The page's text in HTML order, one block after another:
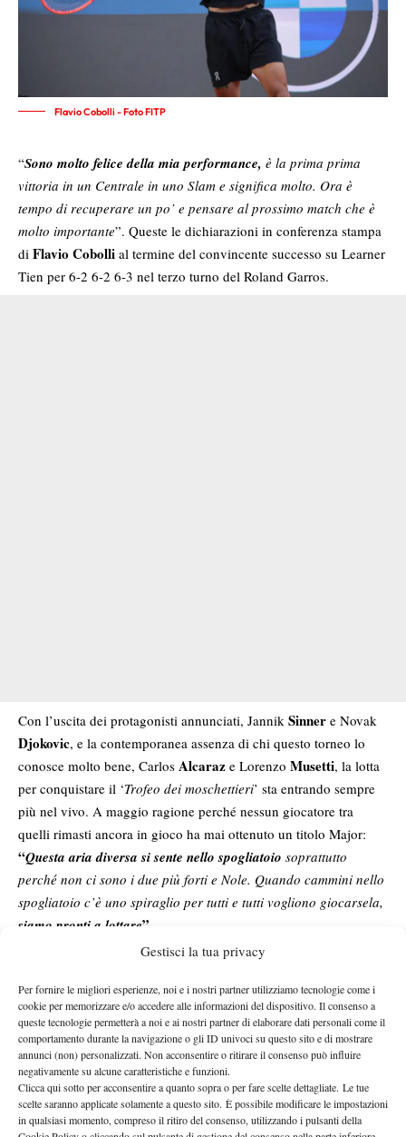
Gestisci la tua privacy
Per fornire le migliori esperienze, noi e i nostri partner utilizziamo tecnologie come i
cookie per memorizzare e/o accedere alle informazioni del dispositivo. Il consenso a
queste tecnologie permetterà a noi e ai nostri partner di elaborare dati personali come il
comportamento durante la navigazione o gli ID univoci su questo sito e di mostrare
annunci (non) personalizzati. Non acconsentire o ritirare il consenso può influire
negativamente su alcune caratteristiche e funzioni.
Clicca qui sotto per acconsentire a quanto sopra o per fare scelte dettagliate. Le tue
scelte saranno applicate solamente a questo sito. È possibile modificare le impostazioni
in qualsiasi momento, compreso il ritiro del consenso, utilizzando i pulsanti della
Flavio Cobolli - Foto FITP
“Sono molto felice della mia performance, è la prima prima
vittoria in un Centrale in uno Slam e significa molto. Ora è
tempo di recuperare un po’ e pensare al prossimo match che è
molto importante”. Queste le dichiarazioni in conferenza stampa
di Flavio Cobolli al termine del convincente successo su Learner
Tien per 6-2 6-2 6-3 nel terzo turno del Roland Garros.
Con l’uscita dei protagonisti annunciati, Jannik Sinner e Novak
Djokovic, e la contemporanea assenza di chi questo torneo lo
conosce molto bene, Carlos Alcaraz e Lorenzo Musetti, la lotta
per conquistare il ‘Trofeo dei moschettieri’ sta entrando sempre
più nel vivo. A maggio ragione perché nessun giocatore tra
quelli rimasti ancora in gioco ha mai ottenuto un titolo Major:
“Questa aria diversa si sente nello spogliatoio soprattutto
perché non ci sono i due più forti e Nole. Quando cammini nello
spogliatoio c’è uno spiraglio per tutti e tutti vogliono giocarsela,
siamo pronti a lottare”.
Prossima sfida e processo di maturazione
Agli ottavi di finale l’azzurro se la vedrà con una delle tante
sorprese di quest’edizione del Roland Garros, Zachary Svajda,
reduce dal successo su Francisco Cerundolo e già affrontato in
passato: “Io e Svajda abbiamo giocato contro 2 anni fa a Delray
Beach e ci conosciamo.Anche per lui non è la superficie
preferitama se ha vinto 3 partite penso stia giocando con un
buon feeling su questi campi”.